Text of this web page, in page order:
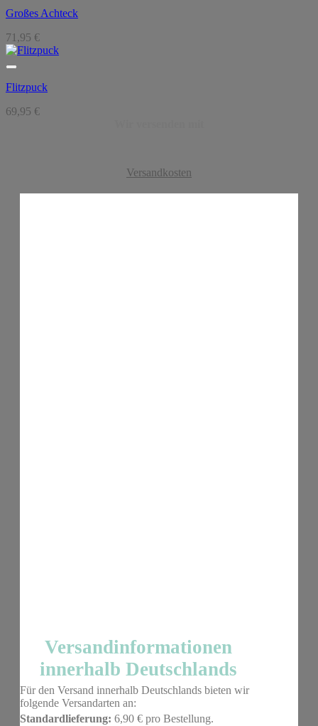
Großes Achteck
71,95 €
Flitzpuck
69,95 €
Versandkosten
Versandinformationen
innerhalb Deutschlands
Für den Versand innerhalb Deutschlands bieten wir
folgende Versandarten an:
Standardlieferung: 6,90 € pro Bestellung.